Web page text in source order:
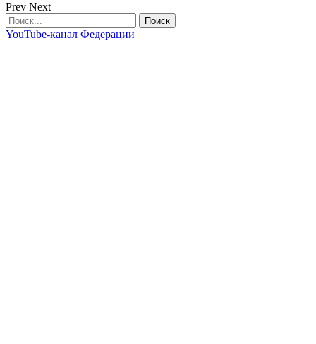
Prev Next
YouTube-канал Федерации